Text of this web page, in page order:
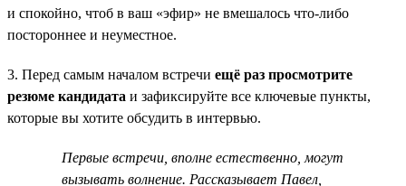
и спокойно, чтоб в ваш «эфир» не вмешалось что-либо
постороннее и неуместное.
3. Перед самым началом встречи ещё раз просмотрите
резюме кандидата и зафиксируйте все ключевые пункты,
которые вы хотите обсудить в интервью.
Первые встречи, вполне естественно, могут
вызывать волнение. Рассказывает Павел,